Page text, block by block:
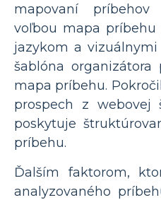
mapovaní
voľbou mapa
jazykom a
šablóna organizátora
mapa príbehu.
prospech z webovej
poskytuje
príbehu.
Ďalším faktorom,
analyzovaného